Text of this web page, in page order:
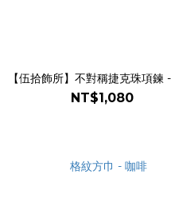
【伍拾飾所】不對稱捷克珠項鍊
NT$1,080